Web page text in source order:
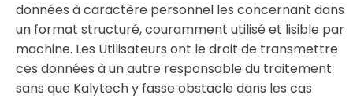
données à caractère personnel les concernant dans
un format structuré, couramment utilisé et lisible par
machine. Les Utilisateurs ont le droit de transmettre
ces données à un autre responsable du traitement
sans que Kalytech y fasse obstacle dans les cas